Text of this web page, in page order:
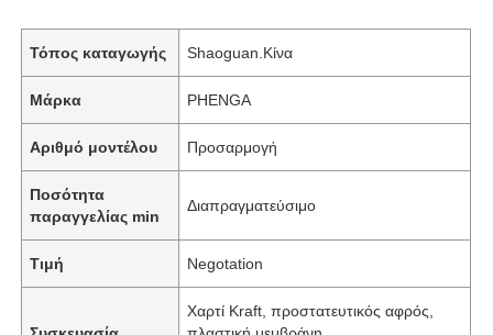
Τόπος καταγωγής Shaoguan.Κίνα
Μάρκα PHENGA
Αριθμό μοντέλου Προσαρμογή
Ποσότητα
παραγγελίας min
Διαπραγματεύσιμο
Τιμή Negotation
Χαρτί Kraft, προστατευτικός αφρός,